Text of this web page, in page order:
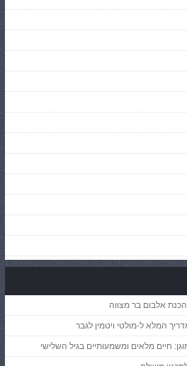
אלבום בר מצווה
המלא ל-מולטי ויטמין לגבר
חיים מלאים ומשמעותיים בגיל השלישי